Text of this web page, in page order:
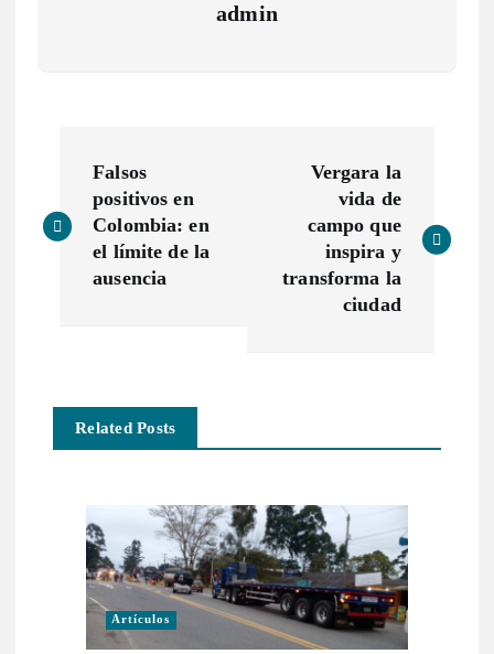
admin
a
a
Falsos
positivos en
Colombia: en
el límite de la
ausencia
Vergara la
vida de
campo que
inspira y
transforma la
ciudad
Related Posts
Artículos